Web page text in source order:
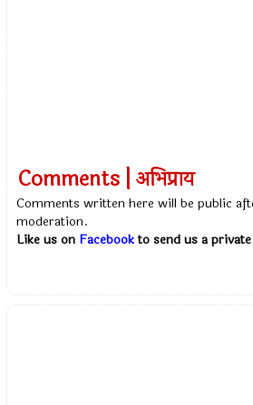
Comments | अभिप्राय
Comments written here will be public
moderation.
Like us on Facebookto send us a